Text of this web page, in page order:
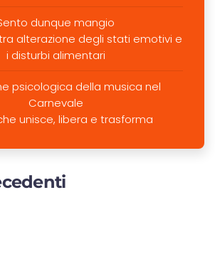
dunque mangio
alterazione degli stati emotivi e
i disturbi alimentari
psicologica della musica nel
Carnevale
unisce, libera e trasforma